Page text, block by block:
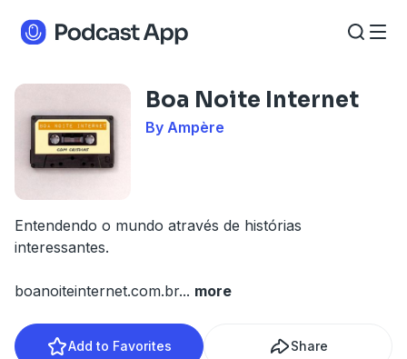
Boa Noite Internet
By Ampère
Entendendo o mundo através de histórias
interessantes.
boanoiteinternet.com.br... more
Add to Favorites Share